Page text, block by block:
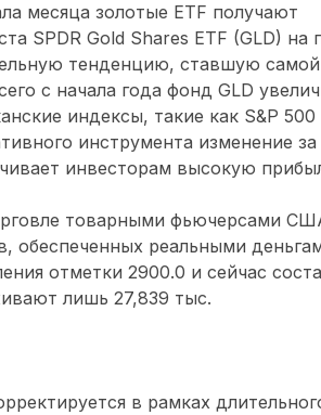
месяца золотые ETF получают
SPDR Gold Shares ETF (GLD) на
тенденцию, ставшую самой
с начала года фонд GLD
индексы, такие как S&P
инструмента изменение
инвесторам высокую
товарными фьючерсами
обеспеченных реальными
отметки 2900.0 и сейчас
лишь 27,839 тыс.
в рамках